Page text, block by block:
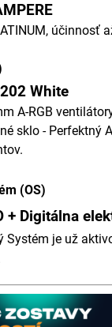
účinnosť
White
A-RGB
sklo - Perfektný
(OS)
+ Digitálna
Systém je už